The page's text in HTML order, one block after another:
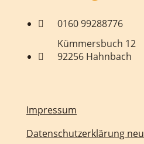
0160 99288776
Kümmersbuch 12
92256 Hahnbach
Impressum
Datenschutzerklärung neu